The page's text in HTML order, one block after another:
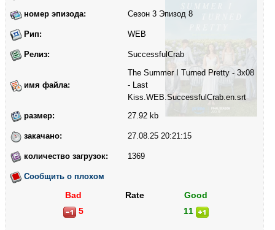
номер эпизода: Сезон 3 Эпизод 8
Рип: WEB
Релиз: SuccessfulCrab
имя файла:
The Summer I Turned Pretty - 3x08
- Last
Kiss.WEB.SuccessfulCrab.en.srt
размер:
27.92 kb
закачано: 27.08.25 20:21:15
количество загрузок: 1369
Сообщить о плохом
Bad Rate
Good
5
11